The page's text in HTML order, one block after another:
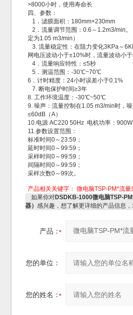
>8000小时，使用寿命长
四、参数：
1．滤膜面积：180mm×230mm
2．流量调节范围：0.6～1.2m3/min。
定为1.05 m3/min）
3. 流量稳定性：在阻力变化3KPa～
网电压波动小于±10%时，流量波动小
4．流量响应特性：≤5秒
5．测温范围：-30℃~70℃
6．计时精度：24小时误差小于0.1%
7. 断电保护时间≥3年
8. 工作环境温度：-30℃~50℃
9. 噪声：流量控制在1.05 m3/min时，
≤60dB（A）
10.电源 AC220 50Hz 电机功率：900W
11.参数设置范围：
标准时间0～23:59；
延时时间0～99:59；
采样时间0～99:59；
间隔时间0～99:59；
采样次数0～99次。
产品相关关键字： 微电脑TSP-PM*流量
如果你对DSDKB-1000微电脑TSP-
器） 感兴趣，想了解更详细的产品信息
产品：
您的单位：
您的姓名：